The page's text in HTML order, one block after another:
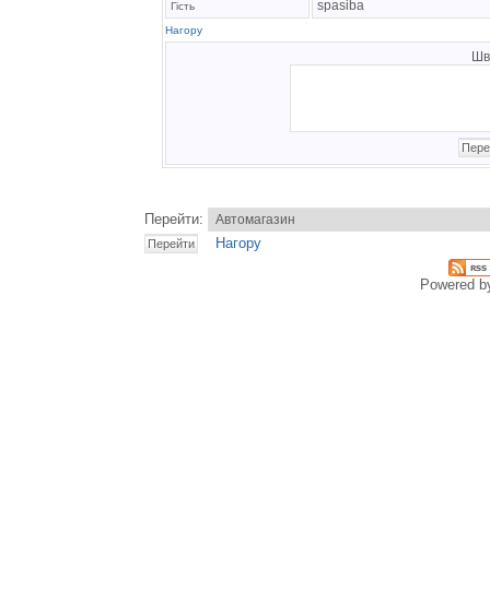
Гість spasiba
Нагору
Перейти:
Нагору
Powered